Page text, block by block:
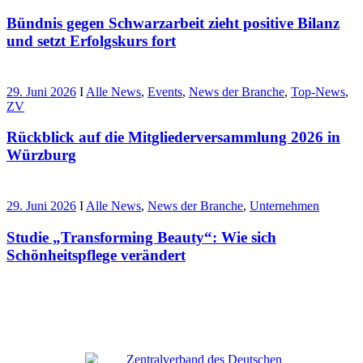
Bündnis gegen Schwarzarbeit zieht positive Bilanz
und setzt Erfolgskurs fort
29. Juni 2026 I Alle News, Events, News der Branche, Top-News,
ZV
Rückblick auf die Mitgliederversammlung 2026 in
Würzburg
29. Juni 2026 I Alle News, News der Branche, Unternehmen
Studie „Transforming Beauty“: Wie sich
Schönheitspflege verändert